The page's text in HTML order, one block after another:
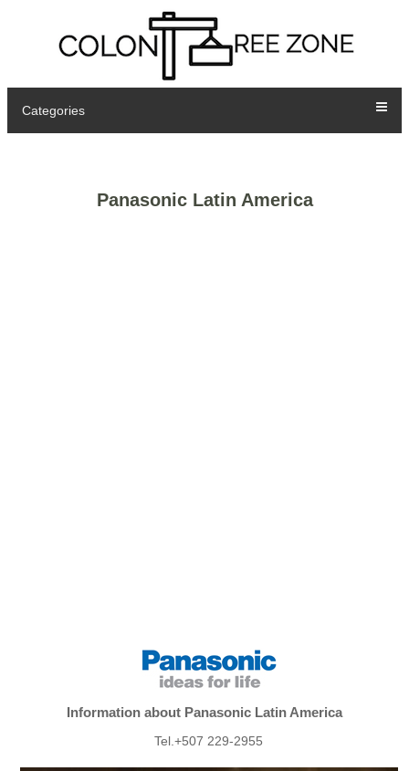
Categories
Panasonic Latin America
Information about Panasonic Latin America
Tel.+507 229-2955